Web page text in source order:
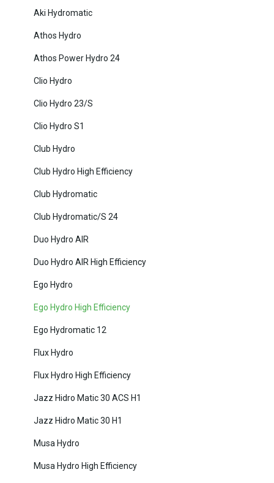
Aki Hydromatic
Athos Hydro
Athos Power Hydro 24
Clio Hydro
Clio Hydro 23/S
Clio Hydro S1
Club Hydro
Club Hydro High Efficiency
Club Hydromatic
Club Hydromatic/S 24
Duo Hydro AIR
Duo Hydro AIR High Efficiency
Ego Hydro
Ego Hydro High Efficiency
Ego Hydromatic 12
Flux Hydro
Flux Hydro High Efficiency
Jazz Hidro Matic 30 ACS H1
Jazz Hidro Matic 30 H1
Musa Hydro
Musa Hydro High Efficiency